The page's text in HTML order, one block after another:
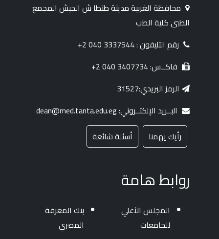
محافظة الغربية مدينة طنطا ش الجيش المجمع
الطبى كلية الطب
رقم التليفون : 3337544 040 2+
فاكــس: 3407734 040 2+
الرمز البريدي:31527
البــريد الإلكتــروني: dean@med.tanta.edu.eg
رأيك يهمنا
أسئلة شائعة
روابط هامة
المجلس الأعلي
للجامعات
بنك المعرفة
المصري